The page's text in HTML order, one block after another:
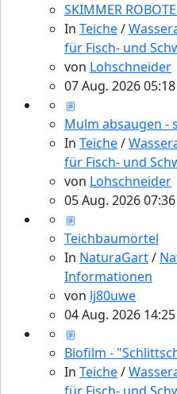
SKIMMER
In Teiche/
für Fisch- und
von Lohschneider
07 Aug. 2026 05:18
Mulm absaugen -
In Teiche/
für Fisch- und
von Lohschneider
05 Aug. 2026 07:36
Teichbaumörtel
In NaturaGart/
Informationen
von lj80uwe
04 Aug. 2026 14:25
Biofilm -
In Teiche/